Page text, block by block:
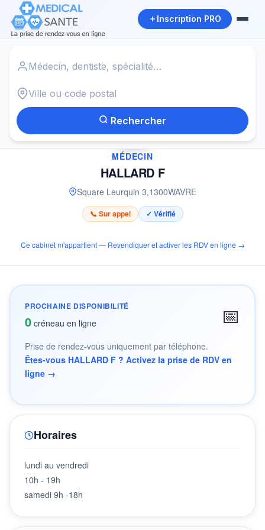
Inscription PRO
Rechercher
✓
MÉDECIN
HALLARD F
Square Leurquin 3,1300WAVRE
📞 Sur appel ✓ Vérifié
Ce cabinet m'appartient — Revendiquer et activer les RDV en ligne →
PROCHAINE DISPONIBILITÉ
0 créneau en ligne 📅
Prise de rendez-vous uniquement par téléphone.
Êtes-vous HALLARD F ? Activez la prise de RDV en
ligne →
Horaires
lundi au vendredi
10h - 19h
samedi 9h -18h